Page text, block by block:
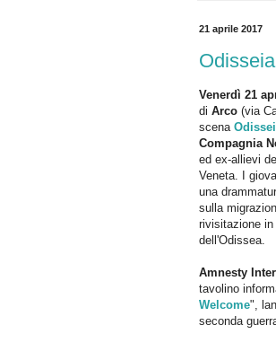
21 aprile 2017
Venerdì 21
di Arco (via
scena
Compagnia
ed ex-allievi
Veneta. I
una
sulla
rivisitazione
dell'Odissea.
Amnesty
tavolino
Welcome",
seconda